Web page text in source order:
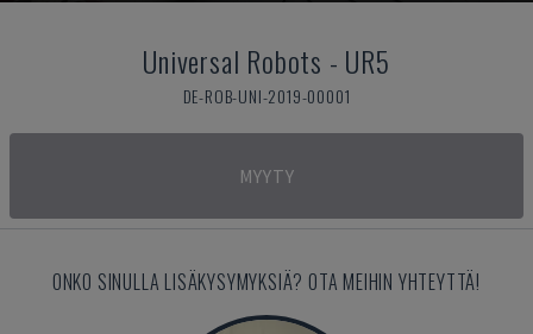
Universal Robots - UR5
DE-ROB-UNI-2019-00001
MYYTY
ONKO SINULLA LISÄKYSYMYKSIÄ? OTA MEIHIN YHTEYTTÄ!